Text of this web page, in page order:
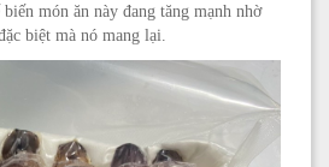
món ăn này đang tăng mạnh nhờ
biệt mà nó mang lại.